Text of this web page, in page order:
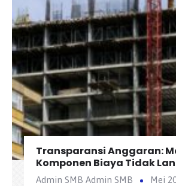
Transparansi Anggaran:
Komponen Biaya Tidak
(Overhead) dalam AHSP
Admin SMB Admin SMB Mei